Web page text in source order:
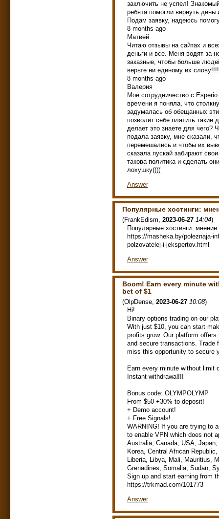
заключить не успел!
ребята помогли вернуть
Подам заявку, надеюсь
8 months ago
Матвей
Читаю отзывы на сайтах и
деньги и все. Меня водят за
заказные, чтобы больше
верьте ни единому их
8 months ago
Валерия
Мое сотрудничество с
времени я поняла, что
задумалась об обещанных
позволит себе платить такие
делает это знаете для чего?
подала заявку, мне сказали,
перемешались и чтобы их
сказала пускай забирают
такова политика и сделать
лохушку((((
Answer
Популярные хостинги:
(FrankEdism 2023-06-27 14:04)
Популярные хостинги:
https://masheka.by/poleznaja-
polzovatelej-i-jekspertov.html
Answer
Boom! Earn every minute
bet of $1
(OlpDense 2023-06-27 10:08)
Hi!
Binary options trading on our
With just $10, you can start
profits grow. Our platform
and secure transactions. Trade
miss this opportunity to secure
Earn every minute without limit
Instant withdrawal!!!
Bonus code: OLYMPOLYMP
From $50 +30% to deposit!
+ Demo account!
+ Free Signals!
WARNING! If you are trying to
to enable VPN which does not
Australia, Canada, USA,
Korea, Central African
Liberia, Libya, Mali, Mauritius,
Grenadines, Somalia, Sudan,
Sign up and start earning from
https://trkmad.com/101773
Answer